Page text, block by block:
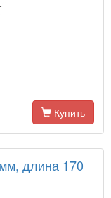
Купить
длина 170